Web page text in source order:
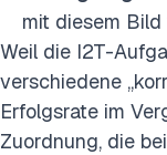
mit diesem Bild
Weil die I2T-
verschiedene
Erfolgsrate im
Zuordnung, die